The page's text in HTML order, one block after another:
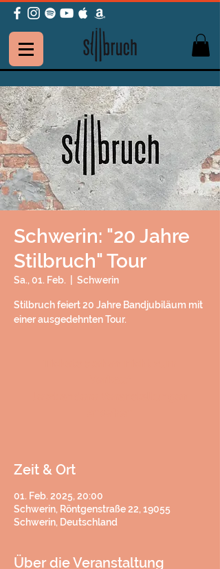
Schwerin: "20 Jahre
Stilbruch" Tour
Sa., 01. Feb. Schwerin
Stilbruch feiert 20 Jahre Bandjubiläum mit
einer ausgedehnten Tour.
Zeit & Ort
01. Feb. 2025, 20:00
Schwerin, Röntgenstraße 22, 19055
Schwerin, Deutschland
Über die Veranstaltung